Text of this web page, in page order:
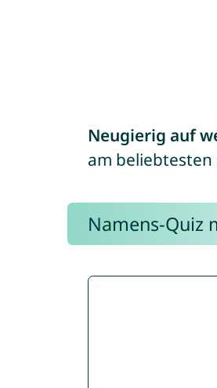
Neugierig auf
am beliebtesten
Namens-Quiz